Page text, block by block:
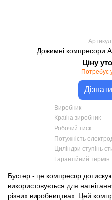
Дожимні компресори
Ціну
Потребує
Виробник
Країна виробник
Робочий тиск
Потужність
Циліндри ступінь
Гарантійний термін
Бустер - це компресор
використовується для
різних виробництвах. Цей